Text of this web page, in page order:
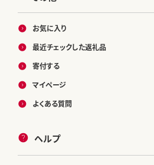
お気に入り
最近チェックした返礼品
寄付する
マイページ
よくある質問
ヘルプ